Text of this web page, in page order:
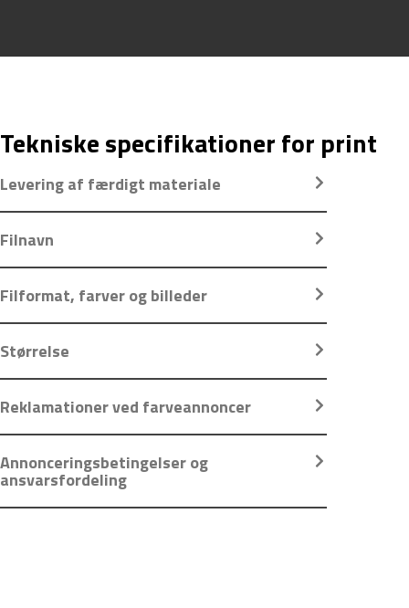
Tekniske specifikationer for print
Levering af færdigt materiale
Filnavn
Filformat, farver og billeder
Størrelse
Reklamationer ved farveannoncer
Annonceringsbetingelser og
ansvarsfordeling